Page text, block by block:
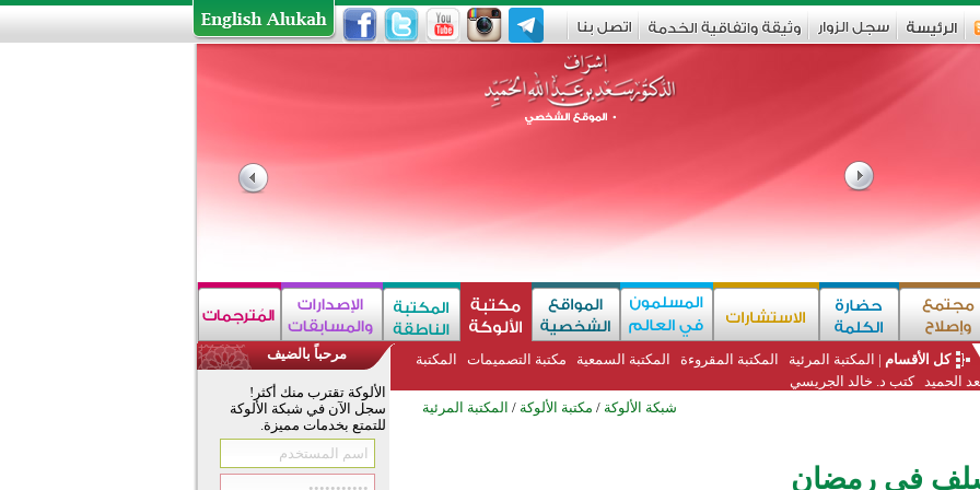
كل الأقسام | المكتبة المرئية المكتبة المقروءة المكتبة السمعية مكتبة التصميمات
المكتبة
الحميد
كتب د. خالد الجريسي
شبكة الألوكة / مكتبة الألوكة / المكتبة المرئية
في رمضان
مرحباً بالضيف
الألوكة تقترب منك أكثر!
سجل الآن في شبكة الألوكة
للتمتع بخدمات مميزة.